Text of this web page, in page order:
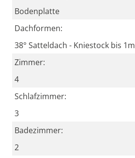
Bodenplatte
Dachformen:
38° Satteldach - Kniestock bis 1m
Zimmer:
4
Schlafzimmer:
3
Badezimmer:
2